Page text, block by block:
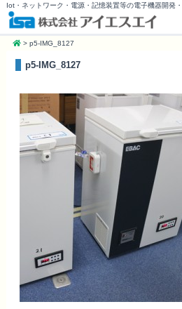
Iot・ネットワーク・電源・記憶装置等の電子機器開発
> p5-IMG_8127
p5-IMG_8127